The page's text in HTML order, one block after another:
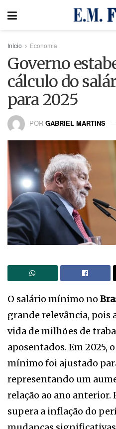
Início Economia
Governo
cálculo do
para 2025
POR GABRIEL MARTINS
O salário mínimo no
grande relevância, pois
vida de milhões de
aposentados. Em 2025,
mínimo foi ajustado
representando um
relação ao ano anterior.
supera a inflação do